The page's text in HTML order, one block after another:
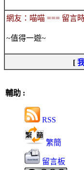
網友：喵喵 === 留言
~值得一遊~
[
輔助 :
RSS
繁簡
留言板